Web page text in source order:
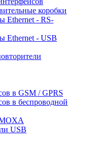
коробки
Ethernet - RS-
Ethernet - USB
в GSM / GPRS
в беспроводной
USB